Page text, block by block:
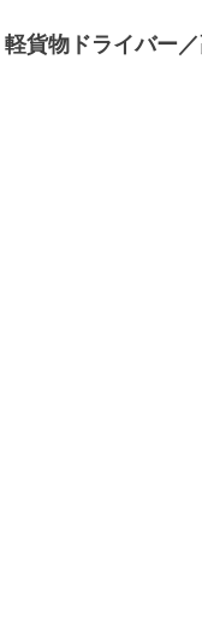
貨物ドライバー